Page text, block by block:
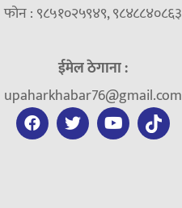
फोन : ९८५१०२५९४९, ९८४८८४०८६३
ईमेल ठेगाना :
upaharkhabar76@gmail.com